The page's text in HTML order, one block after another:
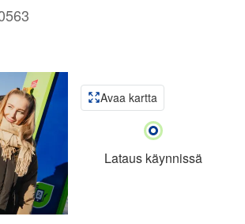
Lataus käynnissä
Avaa kartta